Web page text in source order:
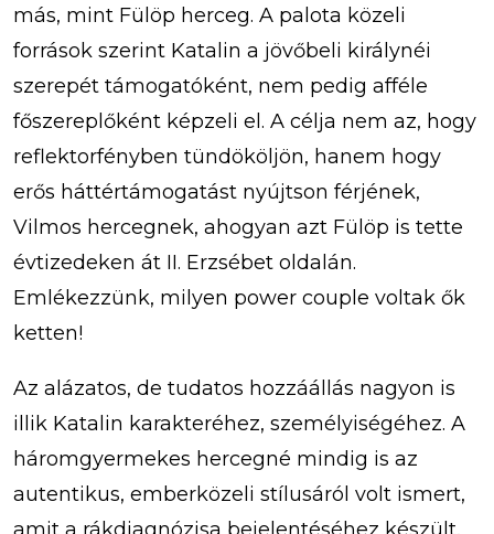
más, mint Fülöp herceg. A palota közeli
források szerint Katalin a jövőbeli királynéi
szerepét támogatóként, nem pedig afféle
főszereplőként képzeli el. A célja nem az, hogy
reflektorfényben tündököljön, hanem hogy
erős háttértámogatást nyújtson férjének,
Vilmos hercegnek, ahogyan azt Fülöp is tette
évtizedeken át II. Erzsébet oldalán.
Emlékezzünk, milyen power couple voltak ők
ketten!
Az alázatos, de tudatos hozzáállás nagyon is
illik Katalin karakteréhez, személyiségéhez. A
háromgyermekes hercegné mindig is az
autentikus, emberközeli stílusáról volt ismert,